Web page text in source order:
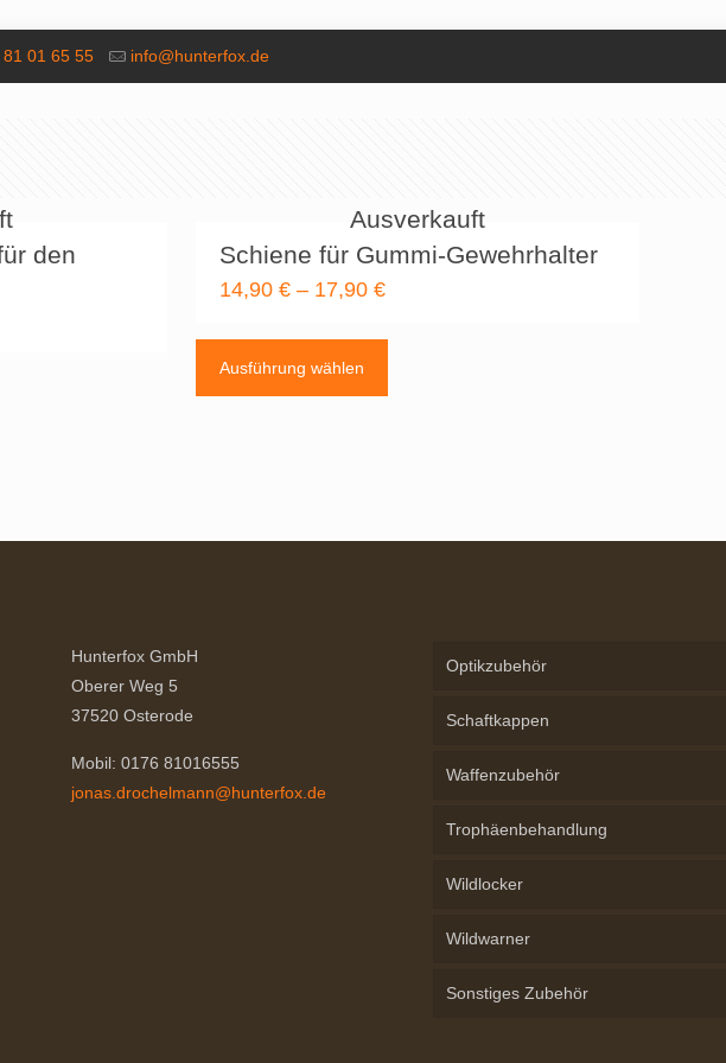
01 65 55 info@hunterfox.de
den
Ausverkauft
Schiene für Gummi-Gewehrhalter
14,90€ – 17,90€
Ausführung wählen
Optionen
Produktseite
werden
Hunterfox GmbH
Oberer Weg 5
37520 Osterode
Mobil: 0176 81016555
jonas.drochelmann@hunterfox.de
Optikzubehör
Schaftkappen
Waffenzubehör
Trophäenbehandlung
Wildlocker
Wildwarner
Sonstiges Zubehör